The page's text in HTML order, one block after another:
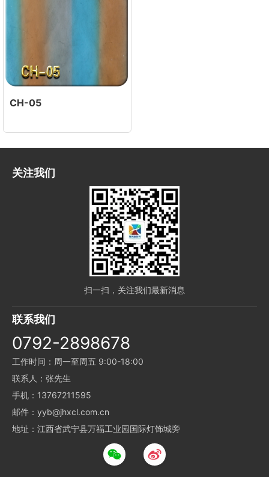
CH-05
关注我们
扫一扫，关注我们最新消息
联系我们
0792-2898678
工作时间：周一至周五 9:00-18:00
联系人：张先生
手机：13767211595
邮件：yyb@jhxcl.com.cn
地址：江西省武宁县万福工业园国际灯饰城旁